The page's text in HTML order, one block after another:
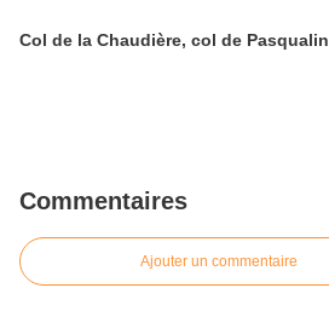
Col de la Chaudière, col de Pasqualin
Commentaires
Ajouter un commentaire